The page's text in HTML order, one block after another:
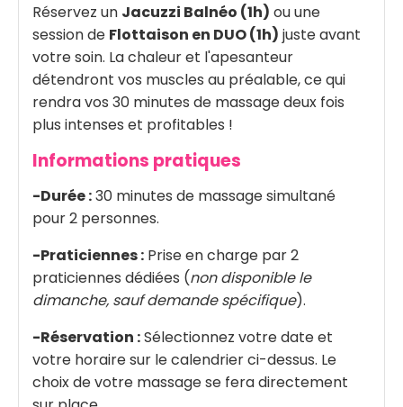
Réservez un Jacuzzi Balnéo (1h) ou une
session de Flottaison en DUO (1h) juste avant
votre soin. La chaleur et l'apesanteur
détendront vos muscles au préalable, ce qui
rendra vos 30 minutes de massage deux fois
plus intenses et profitables !
Informations pratiques
-Durée :30 minutes de massage simultané
pour 2 personnes.
-Praticiennes : Prise en charge par 2
praticiennes dédiées (non disponible le
dimanche, sauf demande spécifique).
-Réservation :Sélectionnez votre date et
votre horaire sur le calendrier ci-dessus. Le
choix de votre massage se fera directement